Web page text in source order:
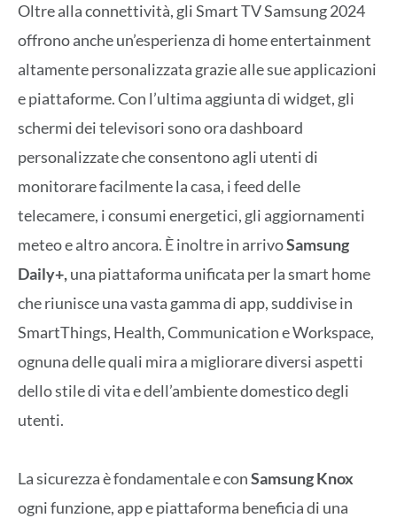
Oltre alla connettività, gli Smart TV Samsung 2024
offrono anche un’esperienza di home entertainment
altamente personalizzata grazie alle sue applicazioni
e piattaforme. Con l’ultima aggiunta di widget, gli
schermi dei televisori sono ora dashboard
personalizzate che consentono agli utenti di
monitorare facilmente la casa, i feed delle
telecamere, i consumi energetici, gli aggiornamenti
meteo e altro ancora. È inoltre in arrivoSamsung
Daily+,una piattaforma unificata per la smart home
che riunisce una vasta gamma di app, suddivise in
SmartThings, Health, Communication e Workspace,
ognuna delle quali mira a migliorare diversi aspetti
dello stile di vita e dell’ambiente domestico degli
utenti.
La sicurezza è fondamentale e conSamsung Knox
ogni funzione, app e piattaforma beneficia di una